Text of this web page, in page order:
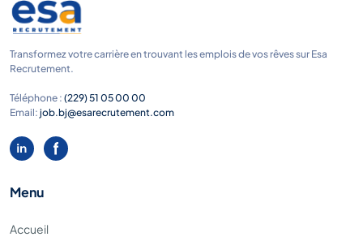
Transformez votre carrière en trouvant les emplois de vos rêves sur Esa
Recrutement.
Téléphone : (229) 51 05 00 00
Email: job.bj@esarecrutement.com
Menu
Accueil